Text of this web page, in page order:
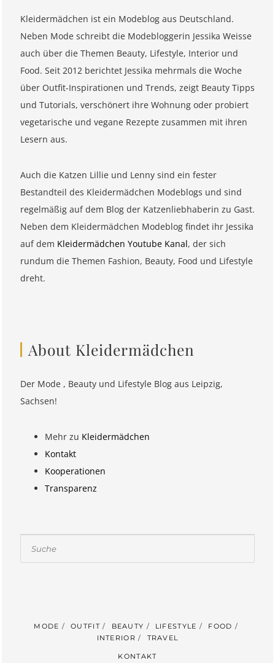
Kleidermädchen ist ein Modeblog aus Deutschland.
Neben Mode schreibt die Modebloggerin Jessika Weisse
auch über die Themen Beauty, Lifestyle, Interior und
Food. Seit 2012 berichtet Jessika mehrmals die Woche
über Outfit-Inspirationen und Trends, zeigt Beauty Tipps
und Tutorials, verschönert ihre Wohnung oder probiert
vegetarische und vegane Rezepte zusammen mit ihren
Lesern aus.
Auch die Katzen Lillie und Lenny sind ein fester
Bestandteil des Kleidermädchen Modeblogs und sind
regelmäßig auf dem Blog der Katzenliebhaberin zu Gast.
Neben dem Kleidermädchen Modeblog findet ihr Jessika
auf dem Kleidermädchen Youtube Kanal, der sich
rundum die Themen Fashion, Beauty, Food und Lifestyle
dreht.
About Kleidermädchen
Der Mode , Beauty und Lifestyle Blog aus Leipzig,
Sachsen!
Mehr zu Kleidermädchen
Kontakt
Kooperationen
Transparenz
MODE OUTFIT BEAUTY LIFESTYLE
FOOD
INTERIOR
TRAVEL
KONTAKT